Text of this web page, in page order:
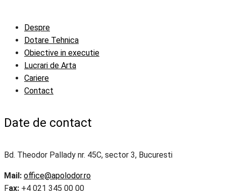
Despre
Dotare Tehnica
Obiective in executie
Lucrari de Arta
Cariere
Contact
Date de contact
Bd. Theodor Pallady nr. 45C, sector 3, Bucuresti
Mail: office@apolodor.ro
Fax: +4 021 345 00 00